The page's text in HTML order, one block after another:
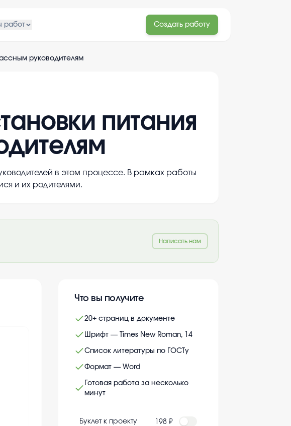
работ Создать работу
руководителям
питания
в этом процессе. В рамках работы
и их родителями.
Написать нам
Что вы получите
20+ страниц в документе
Шрифт — Times New Roman, 14
Список литературы по ГОСТу
Формат — Word
Готовая работа за несколько
минут
Буклет к проекту 198 ₽